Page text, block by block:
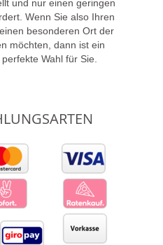
und nur einen geringen
Wenn Sie also Ihren
besonderen Ort der
möchten, dann ist ein
Wahl für Sie.